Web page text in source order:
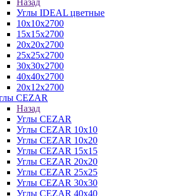
Назад
Углы IDEAL цветные
10х10х2700
15х15х2700
20х20х2700
25х25х2700
30х30х2700
40х40х2700
20х12х2700
CEZAR
Назад
Углы CEZAR
Углы CEZAR 10х10
Углы CEZAR 10х20
Углы CEZAR 15х15
Углы CEZAR 20х20
Углы CEZAR 25х25
Углы CEZAR 30х30
Углы CEZAR 40х40